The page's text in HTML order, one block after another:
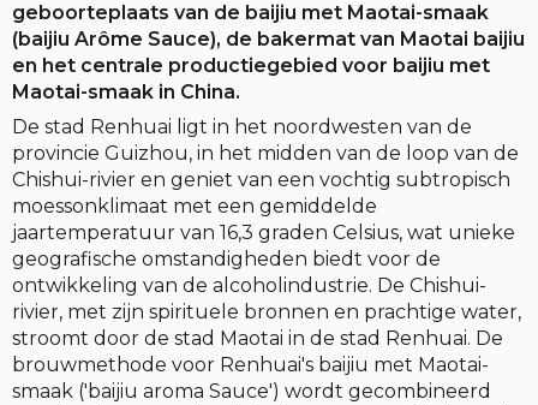
geboorteplaats van de baijiu met Maotai-smaak
(baijiu Arôme Sauce), de bakermat van Maotai baijiu
en het centrale productiegebied voor baijiu met
Maotai-smaak in China.
De stad Renhuai ligt in het noordwesten van de
provincie Guizhou, in het midden van de loop van de
Chishui-rivier en geniet van een vochtig subtropisch
moessonklimaat met een gemiddelde
jaartemperatuur van 16,3 graden Celsius, wat unieke
geografische omstandigheden biedt voor de
ontwikkeling van de alcoholindustrie. De Chishui-
rivier, met zijn spirituele bronnen en prachtige water,
stroomt door de stad Maotai in de stad Renhuai. De
brouwmethode voor Renhuai's baijiu met Maotai-
smaak ('baijiu aroma Sauce') wordt gecombineerd